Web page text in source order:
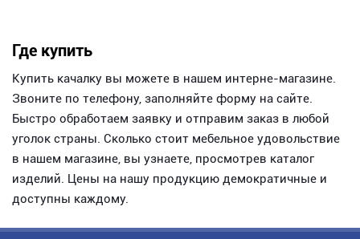
Где купить
Купить качалку вы можете в нашем интерне-магазине.
Звоните по телефону, заполняйте форму на сайте.
Быстро обработаем заявку и отправим заказ в любой
уголок страны. Сколько стоит мебельное удовольствие
в нашем магазине, вы узнаете, просмотрев каталог
изделий. Цены на нашу продукцию демократичные и
доступны каждому.